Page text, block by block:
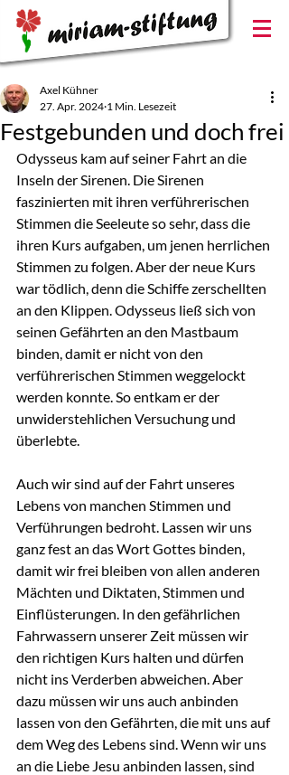
Festgebunden und doch frei
Axel Kühner
27. Apr. 2024 1 Min. Lesezeit
Odysseus kam auf seiner Fahrt an die
Inseln der Sirenen. Die Sirenen
faszinierten mit ihren verführerischen
Stimmen die Seeleute so sehr, dass die
ihren Kurs aufgaben, um jenen herrlichen
Stimmen zu folgen. Aber der neue Kurs
war tödlich, denn die Schiffe zerschellten
an den Klippen. Odysseus ließ sich von
seinen Gefährten an den Mastbaum
binden, damit er nicht von den
verführerischen Stimmen weggelockt
werden konnte. So entkam er der
unwiderstehlichen Versuchung und
überlebte.
Auch wir sind auf der Fahrt unseres
Lebens von manchen Stimmen und
Verführungen bedroht. Lassen wir uns
ganz fest an das Wort Gottes binden,
damit wir frei bleiben von allen anderen
Mächten und Diktaten, Stimmen und
Einflüsterungen. In den gefährlichen
Fahrwassern unserer Zeit müssen wir
den richtigen Kurs halten und dürfen
nicht ins Verderben abweichen. Aber
dazu müssen wir uns auch anbinden
lassen von den Gefährten, die mit uns auf
dem Weg des Lebens sind. Wenn wir uns
an die Liebe Jesu anbinden lassen, sind